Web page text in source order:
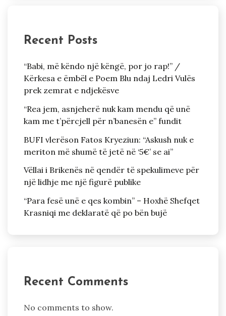
Recent Posts
“Babi, më këndo një këngë, por jo rap!” /
Kërkesa e ëmbël e Poem Blu ndaj Ledri Vulës
prek zemrat e ndjekësve
“Rea jem, asnjeherë nuk kam mendu që unë
kam me t’përcjell për n’banesën e” fundit
BUFI vlerëson Fatos Kryeziun: “Askush nuk e
meriton më shumë të jetë në ‘5€’ se ai”
Vëllai i Brikenës në qendër të spekulimeve për
një lidhje me një figurë publike
“Para fesë unë e qes kombin” – Hoxhë Shefqet
Krasniqi me deklaratë që po bën bujë
Recent Comments
No comments to show.